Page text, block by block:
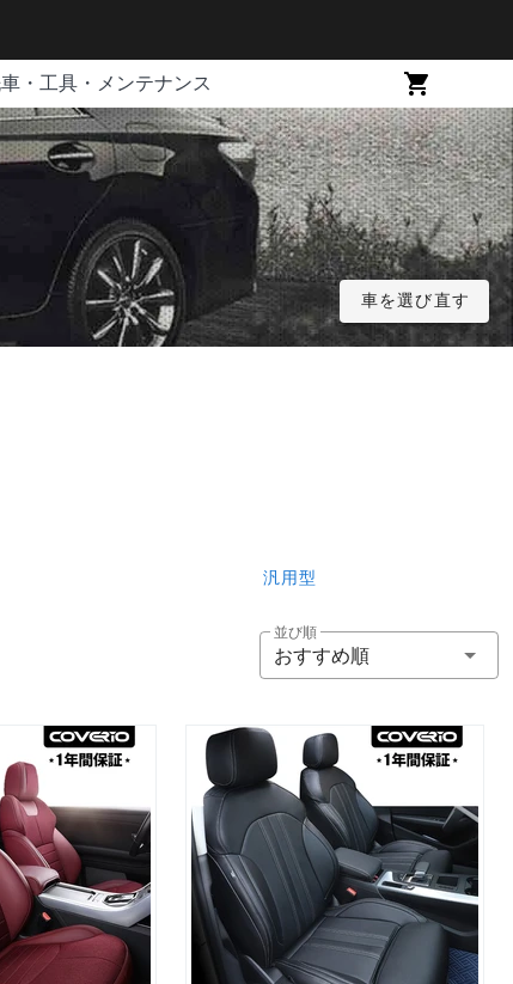
・工具・メンテナンス
車を選び直す
汎用型
並び順
おすすめ順